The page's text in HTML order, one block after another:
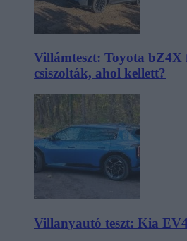
Villámteszt: Toyota bZ4X
csiszolták, ahol kellett?
Villanyautó teszt: Kia